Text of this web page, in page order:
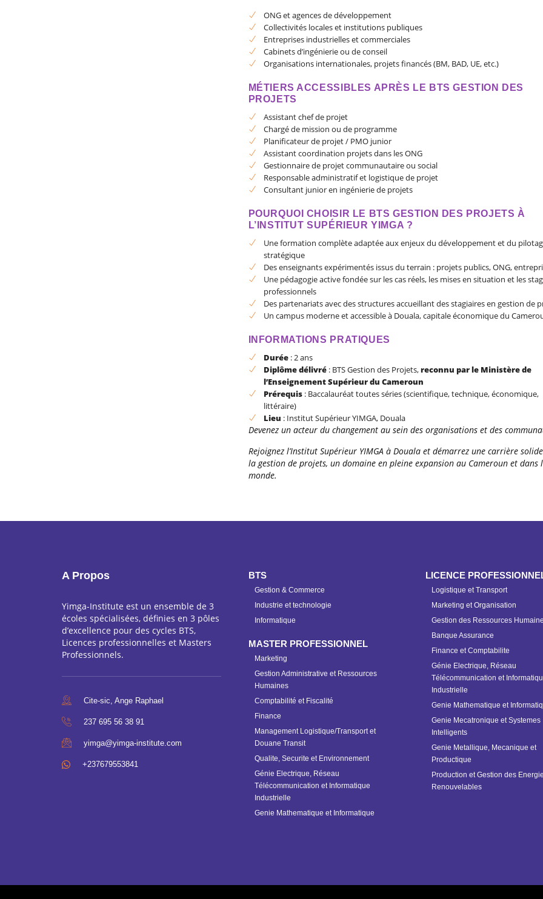
ONG et agences de développement
Collectivités locales et institutions publiques
Entreprises industrielles et commerciales
Cabinets d’ingénierie ou de conseil
Organisations internationales, projets financés (BM, BAD, UE, etc.)
MÉTIERS ACCESSIBLES APRÈS LE BTS GESTION DES
PROJETS
Assistant chef de projet
Chargé de mission ou de programme
Planificateur de projet / PMO junior
Assistant coordination projets dans les ONG
Gestionnaire de projet communautaire ou social
Responsable administratif et logistique de projet
Consultant junior en ingénierie de projets
POURQUOI CHOISIR LE BTS GESTION DES PROJETS À
L’INSTITUT SUPÉRIEUR YIMGA ?
Une formation complète adaptée aux enjeux du développement et du
stratégique
Des enseignants expérimentés issus du terrain : projets publics, ONG,
Une pédagogie active fondée sur les cas réels, les mises en situation et les
professionnels
Des partenariats avec des structures accueillant des stagiaires en gestion de
Un campus moderne et accessible à Douala, capitale économique du
INFORMATIONS PRATIQUES
Durée: 2 ans
Diplôme délivré: BTS Gestion des Projets,reconnu par le Ministère de
l’Enseignement Supérieur du Cameroun
Prérequis: Baccalauréat toutes séries (scientifique, technique, économique,
littéraire)
Lieu : Institut Supérieur YIMGA, Douala
Devenez un acteur du changement au sein des organisations et des
Rejoignez l’Institut Supérieur YIMGA à Douala et démarrez une carrière
la gestion de projets, un domaine en pleine expansion au Cameroun et dans
monde.
A Propos
Yimga-Institute est un ensemble de 3
écoles spécialisées, définies en 3 pôles
d’excellence pour des cycles BTS,
Licences professionnelles et Masters
Professionnels.
Cite-sic, Ange Raphael
237 695 56 38 91
yimga@yimga-institute.com
+237679553841
BTS
Gestion & Commerce
Industrie et technologie
Informatique
MASTER PROFESSIONNEL
Marketing
Gestion Administrative et Ressources
Humaines
Comptabilité et Fiscalité
Finance
Management Logistique/Transport et
Douane Transit
Qualite, Securite et Environnement
Génie Electrique, Réseau
Télécommunication et Informatique
Industrielle
Genie Mathematique et Informatique
LICENCE
Logistique et Transport
Marketing et Organisation
Gestion des Ressources
Banque Assurance
Finance et Comptabilite
Génie Electrique, Réseau
Télécommunication et
Industrielle
Genie Mathematique et
Genie Mecatronique et Systemes
Intelligents
Genie Metallique, Mecanique et
Productique
Production et Gestion des
Renouvelables